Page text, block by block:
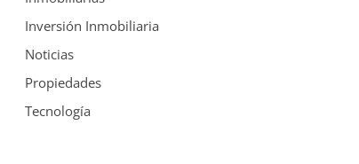
Inversión Inmobiliaria
Noticias
Propiedades
Tecnología